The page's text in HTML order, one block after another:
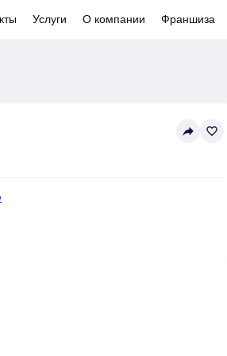
Услуги О компании Франшиза
reply favorite_border